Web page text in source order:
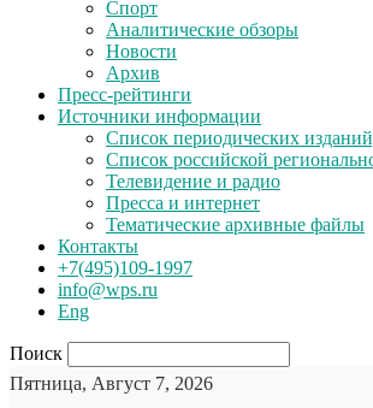
Спорт
Аналитические обзоры
Новости
Архив
Пресс-рейтинги
Источники информации
Список периодических
Список российской
Телевидение и радио
Пресса и интернет
Тематические архивные файлы
Контакты
+7(495)109-1997
info@wps.ru
Eng
Поиск
Пятница, Август 7, 2026